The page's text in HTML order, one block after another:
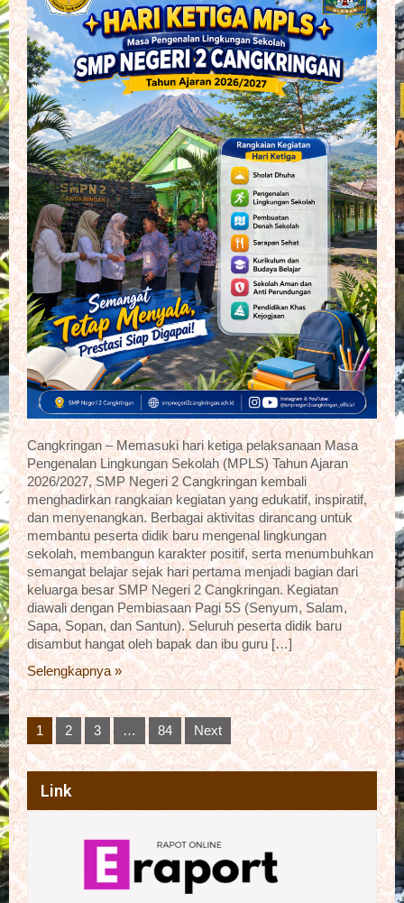
Cangkringan – Memasuki hari ketiga pelaksanaan Masa
Pengenalan Lingkungan Sekolah (MPLS) Tahun Ajaran
2026/2027, SMP Negeri 2 Cangkringan kembali
menghadirkan rangkaian kegiatan yang edukatif, inspiratif,
dan menyenangkan. Berbagai aktivitas dirancang untuk
membantu peserta didik baru mengenal lingkungan
sekolah, membangun karakter positif, serta menumbuhkan
semangat belajar sejak hari pertama menjadi bagian dari
keluarga besar SMP Negeri 2 Cangkringan. Kegiatan
diawali dengan Pembiasaan Pagi 5S (Senyum, Salam,
Sapa, Sopan, dan Santun). Seluruh peserta didik baru
disambut hangat oleh bapak dan ibu guru […]
Selengkapnya »
Posts
pagination
1 2 3 … 84 Next
Link